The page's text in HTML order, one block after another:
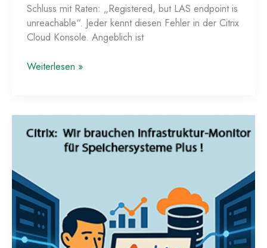
Schluss mit Raten: „Registered, but LAS endpoint is
unreachable“. Jeder kennt diesen Fehler in der Citrix
Cloud Konsole. Angeblich ist
Citrix
Weiterlesen »